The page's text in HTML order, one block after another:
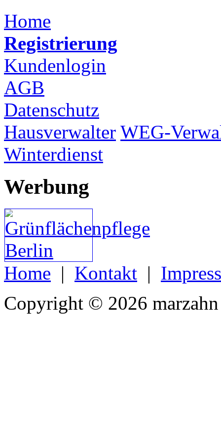
Home
Registrierung
Kundenlogin
AGB
Datenschutz
Hausverwalter WEG-
Winterdienst
Werbung
Home | Kontakt |
Copyright © 2026